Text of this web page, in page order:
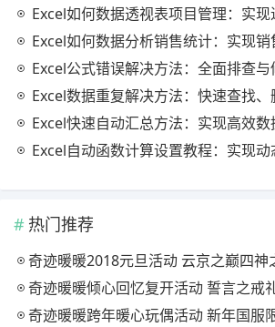
Excel如何数据透视表项目管理：实现进度、成
Excel如何数据分析销售统计：实现销售汇总、
Excel公式错误解决方法：全面排查
Excel数据重复解决方法：快速查找
Excel快速自动汇总方法：实现高效
Excel自动函数计算设置教程：实现动态数
热门推荐
奇迹暖暖2018元旦活动 云京之巅四神
奇迹暖暖倾心回忆复开活动 誓言之戒
奇迹暖暖跨年暖心玩偶活动 新年国服